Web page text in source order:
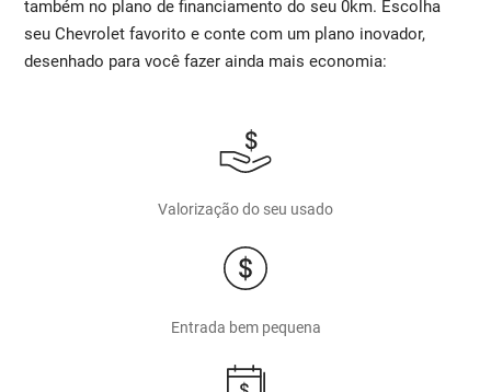
também no plano de financiamento do seu 0km. Escolha
seu Chevrolet favorito e conte com um plano inovador,
desenhado para você fazer ainda mais economia:
Valorização do seu usado
Entrada bem pequena